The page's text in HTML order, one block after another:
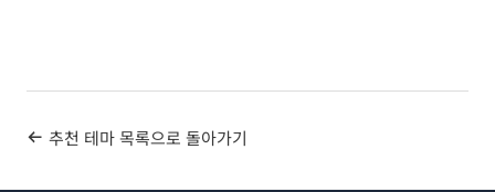
추천 테마 목록으로 돌아가기